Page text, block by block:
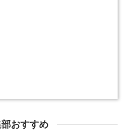
おすすめ